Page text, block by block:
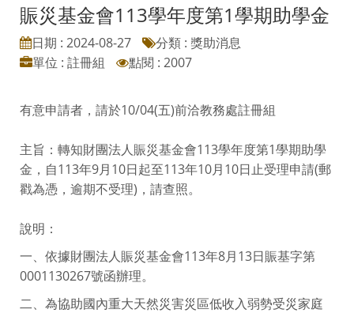
賑災基金會113學年度第1學期助學金
日期 : 2024-08-27
分類 : 獎助消息
單位 : 註冊組
點閱 : 2007
有意申請者，請於10/04(五)前洽教務處註冊組
主旨：轉知財團法人賑災基金會113學年度第1學期助學
金，自113年9月10日起至113年10月10日止受理申請(郵
戳為憑，逾期不受理)，請查照。
說明：
一、依據財團法人賑災基金會113年8月13日賑基字第
0001130267號函辦理。
二、為協助國內重大天然災害災區低收入弱勢受災家庭